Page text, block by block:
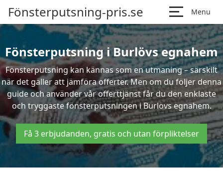
Fönsterputsning-pris.se Menu
Fönsterputsning i Burlövs egnahem
Fönsterputsning kan kännas som en utmaning – särskilt
när det gäller att jämföra offerter. Men om du följer denna
guide och använder vår offerttjänst får du den enklaste
och tryggaste fönsterputsningen i Burlövs egnahem.
Få 3 erbjudanden, gratis och utan förpliktelser